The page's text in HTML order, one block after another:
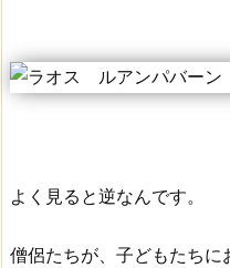
よく見ると逆なんです。
僧侶たちが、子どもたち